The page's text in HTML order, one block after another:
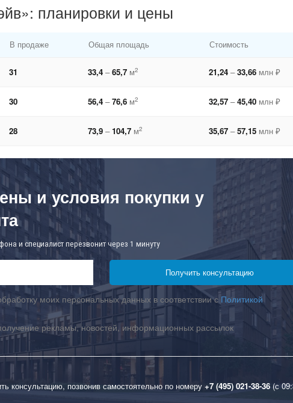
планировки и цены
В продаже Общая площадь Стоимость
31 33,4 –65,7 м2 21,24 –33,66 млн ₽
30 56,4 –76,6 м2 32,57 –45,40 млн ₽
28 73,9 –104,7 м2 35,67 –57,15 млн ₽
и условия покупки у
и специалист перезвонит через 1 минуту
моих персональных данных в соответствии с Политикой
рекламы, новостей, информационных рассылок
консультацию, позвонив самостоятельно по номеру +7 (495) 021-38-36 (с